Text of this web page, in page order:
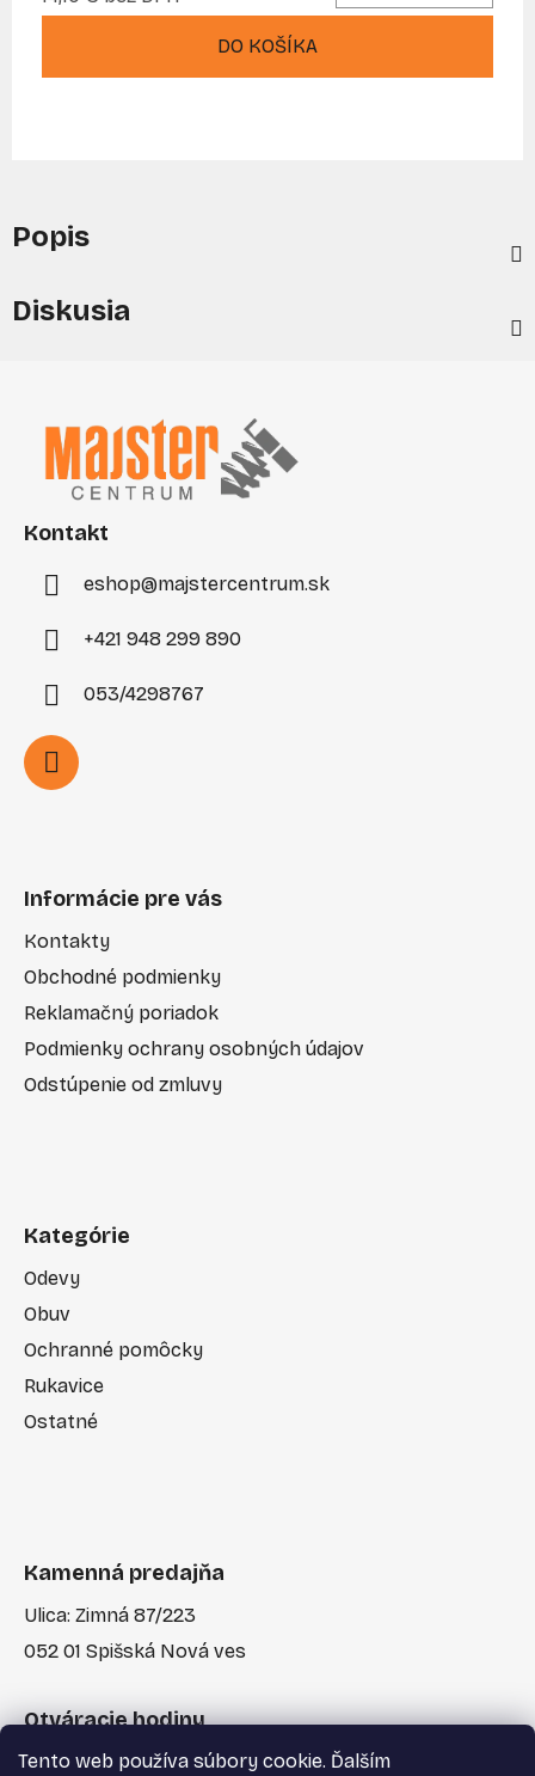
Tento web používa súbory cookie. Ďalším
DO KOŠÍKA
Popis
Diskusia
Kontakt
eshop@majstercentrum.sk
+421 948 299 890
053/4298767
Informácie pre vás
Kontakty
Obchodné podmienky
Reklamačný poriadok
Podmienky ochrany osobných údajov
Odstúpenie od zmluvy
Kategórie
Odevy
Obuv
Ochranné pomôcky
Rukavice
Ostatné
Kamenná predajňa
Ulica: Zimná 87/223
052 01 Spišská Nová ves
Otváracie hodiny
Po-Pia: 7:30 - 17:00